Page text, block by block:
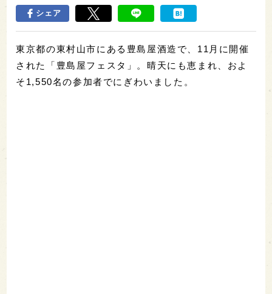
シェア
東京都の東村山市にある豊島屋酒造で、11月に開催
された「豊島屋フェスタ」。晴天にも恵まれ、およ
そ1,550名の参加者でにぎわいました。